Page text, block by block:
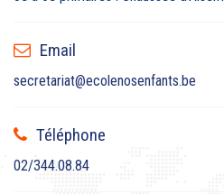
Email
secretariat@ecolenosenfants.be
Téléphone
02/344.08.84